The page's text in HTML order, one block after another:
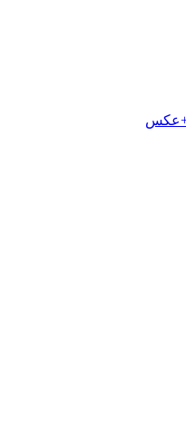
+عکس